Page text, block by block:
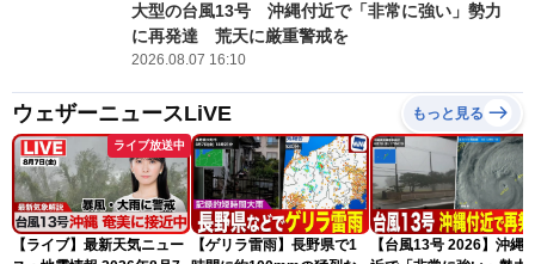
大型の台風13号 沖縄付近で「非常に強い」勢力
に再発達 荒天に厳重警戒を
2026.08.07 16:10
ウェザーニュースLiVE もっと見る
ライブ放送中
【ライブ】最新天気ニュー
【ゲリラ雷雨】長野県で1
【台風13号 2026】沖縄